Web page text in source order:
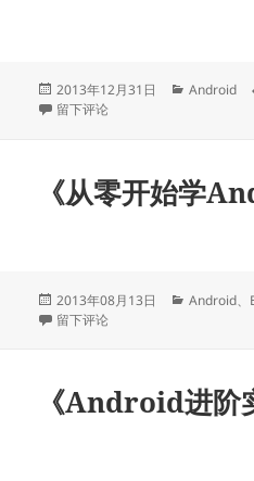
发
布
2013年12月31日
分
Android
于AnimationDrawable导致OOM
留下评论
《从零开始学
发
布
2013年08月13日
分
Android、
于《从零开始学Android编程》
留下评论
《Android进阶